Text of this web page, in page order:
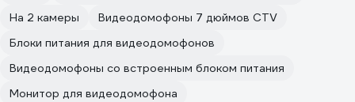
На 2 камеры
Видеодомофоны 7 дюймов CTV
Блоки питания для видеодомофонов
Видеодомофоны со встроенным блоком питания
Монитор для видеодомофона